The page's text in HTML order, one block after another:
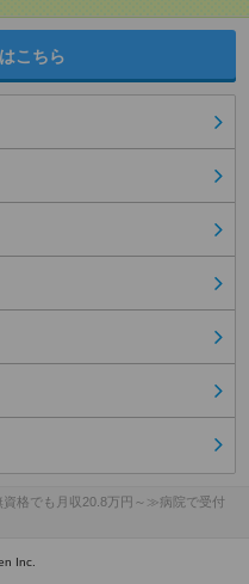
こちら
格でも月収20.8万円～≫病院で受付
Inc.